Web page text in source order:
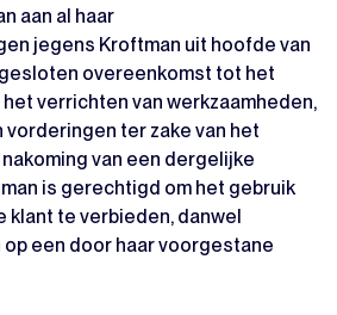
aan al haar
jegens Kroftman uit hoofde van
overeenkomst tot het
verrichten van werkzaamheden,
ter zake van het
van een dergelijke
is gerechtigd om het gebruik
klant te verbieden, danwel
een door haar voorgestane